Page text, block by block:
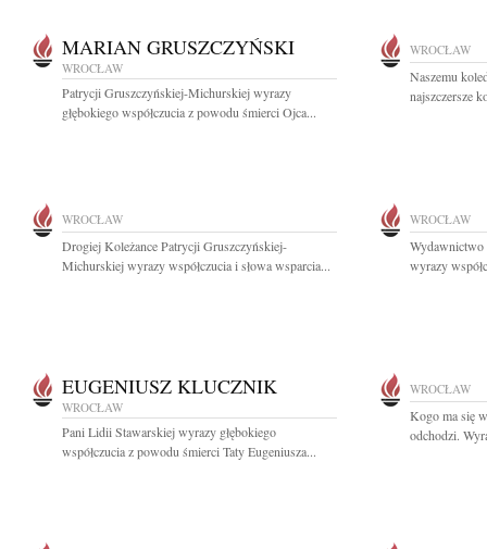
MARIAN GRUSZCZYŃSKI
WROCŁAW
Patrycji Gruszczyńskiej-Michurskiej wyrazy
głębokiego współczucia z powodu śmierci Ojca...
WROCŁAW
Naszemu
najszczersze
WROCŁAW
Drogiej Koleżance Patrycji Gruszczyńskiej-
Michurskiej wyrazy współczucia i słowa wsparcia...
WROCŁAW
Wydawnictwo
wyrazy
EUGENIUSZ KLUCZNIK
WROCŁAW
Pani Lidii Stawarskiej wyrazy głębokiego
współczucia z powodu śmierci Taty Eugeniusza...
WROCŁAW
Kogo ma się
odchodzi.